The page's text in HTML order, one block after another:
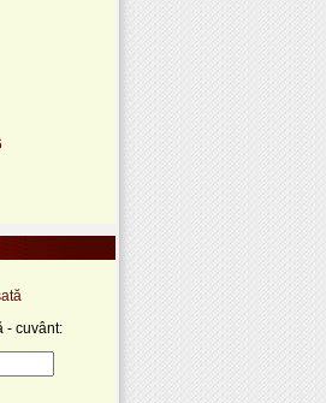
- cuvânt: